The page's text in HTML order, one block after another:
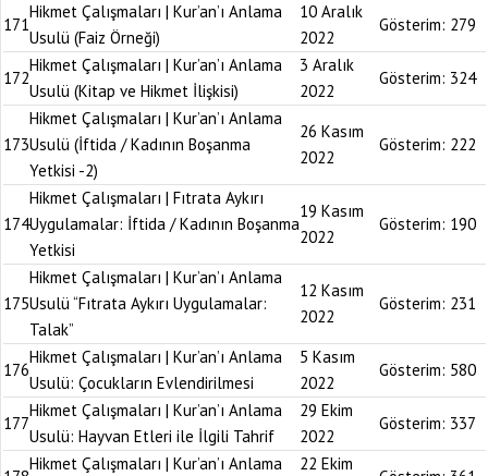
171
Hikmet Çalışmaları | Kur’an’ı Anlama
Usulü (Faiz Örneği)
10 Aralık
2022
Gösterim: 279
172
Hikmet Çalışmaları | Kur’an’ı Anlama
Usulü (Kitap ve Hikmet İlişkisi)
3 Aralık
2022
Gösterim: 324
173
Hikmet Çalışmaları | Kur’an’ı Anlama
Usulü (İftida / Kadının Boşanma
Yetkisi -2)
26 Kasım
2022
Gösterim: 222
174
Hikmet Çalışmaları | Fıtrata Aykırı
Uygulamalar: İftida / Kadının Boşanma
Yetkisi
19 Kasım
2022
Gösterim: 190
175
Hikmet Çalışmaları | Kur’an’ı Anlama
Usulü “Fıtrata Aykırı Uygulamalar:
Talak”
12 Kasım
2022
Gösterim: 231
176
Hikmet Çalışmaları | Kur’an’ı Anlama
Usulü: Çocukların Evlendirilmesi
5 Kasım
2022
Gösterim: 580
177
Hikmet Çalışmaları | Kur’an’ı Anlama
Usulü: Hayvan Etleri ile İlgili Tahrif
29 Ekim
2022
Gösterim: 337
Hikmet Çalışmaları | Kur’an’ı Anlama
22 Ekim